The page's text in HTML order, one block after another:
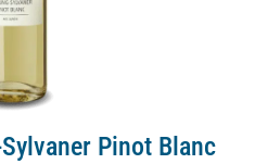
Pinot Blanc